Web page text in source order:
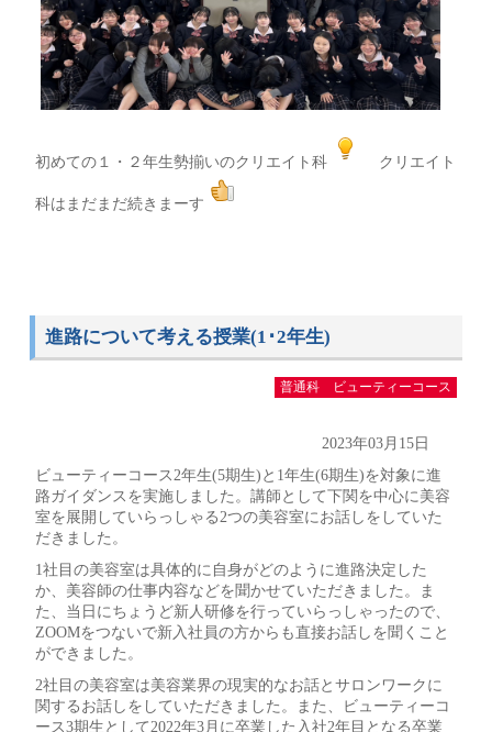
初めての１・２年生勢揃いのクリエイト科 クリエイト
科はまだまだ続きまーす
進路について考える授業(1･2年生)
普通科 ビューティーコース
2023年03月15日
ビューティーコース2年生(5期生)と1年生(6期生)を対象に進
路ガイダンスを実施しました。講師として下関を中心に美容
室を展開していらっしゃる2つの美容室にお話しをしていた
だきました。
1社目の美容室は具体的に自身がどのように進路決定した
か、美容師の仕事内容などを聞かせていただきました。ま
た、当日にちょうど新人研修を行っていらっしゃったので、
ZOOMをつないで新入社員の方からも直接お話しを聞くこと
ができました。
2社目の美容室は美容業界の現実的なお話とサロンワークに
関するお話しをしていただきました。また、ビューティーコ
ース3期生として2022年3月に卒業した入社2年目となる卒業